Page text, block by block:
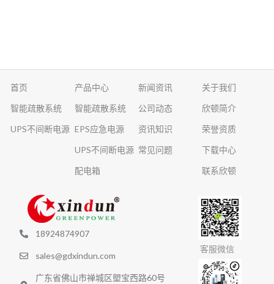
首页
智能疏散系统
UPS不间断电源
产品中心
智能疏散系统
EPS应急电源
UPS不间断电源
配电箱
新闻资讯
公司动态
资讯知识
常见问题
关于我们
欣顿简介
荣誉资质
下载中心
联系欣顿
18924874907
sales@gdxindun.com
广东省佛山市禅城区塱宝西路60号
客服微信